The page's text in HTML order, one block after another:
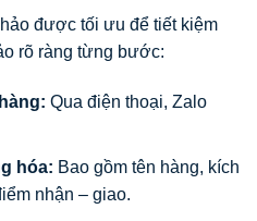
được tối ưu để tiết kiệm
rõ ràng từng bước:
Qua điện thoại, Zalo
hóa: Bao gồm tên hàng, kích
nhận – giao.